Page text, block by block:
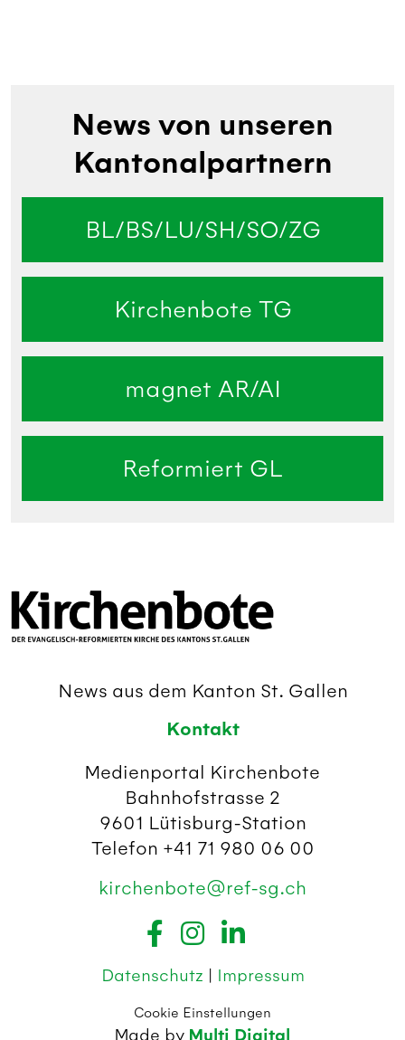
News von unseren
Kantonalpartnern
BL/BS/LU/SH/SO/ZG
Kirchenbote TG
magnet AR/AI
Reformiert GL
News aus dem Kanton St. Gallen
Kontakt
Medienportal Kirchenbote
Bahnhofstrasse 2
9601 Lütisburg-Station
Telefon +41 71 980 06 00
kirchenbote@ref-sg.ch
Datenschutz | Impressum
Cookie Einstellungen
Made by